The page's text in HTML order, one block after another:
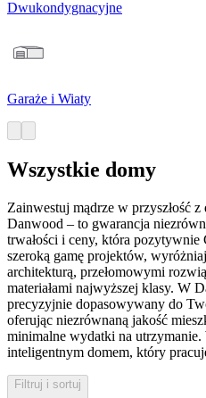
Dwukondygnacyjne
Garaże i Wiaty
Wszystkie domy
Zainwestuj mądrze w przyszłość
Danwood – to gwarancja
trwałości i ceny, która pozytywnie
szeroką gamę projektów,
architekturą, przełomowymi
materiałami najwyższej klasy. W
precyzyjnie dopasowywany do
oferując niezrównaną jakość
minimalne wydatki na
inteligentnym domem, który
Filtruj i sortuj